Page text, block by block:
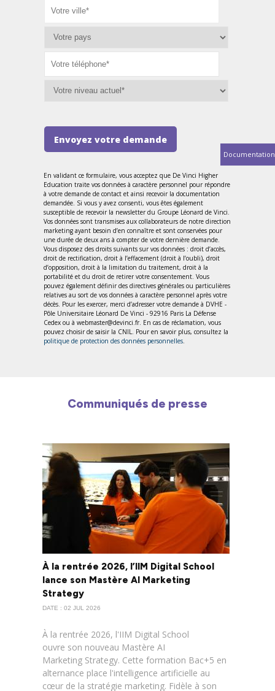
Documentation
Envoyez votre demande
En validant ce formulaire, vous acceptez que De Vinci Higher
Education traite vos données à caractère personnel pour répondre
à votre demande de contact et ainsi recevoir la documentation
demandée. Si vous y avez consenti, vous êtes également
susceptible de recevoir la newsletter du Groupe Léonard de Vinci.
Vos données sont transmises aux collaborateurs de notre direction
marketing ayant besoin d’en connaître et sont conservées pour
une durée de deux ans à compter de votre dernière demande.
Vous disposez des droits suivants sur vos données : droit d’accès,
droit de rectification, droit à l’effacement (droit à l’oubli), droit
d’opposition, droit à la limitation du traitement, droit à la
portabilité et du droit de retirer votre consentement. Vous
pouvez également définir des directives générales ou particulières
relatives au sort de vos données à caractère personnel après votre
décès. Pour les exercer, merci d’adresser votre demande à DVHE -
Pôle Universitaire Léonard De Vinci - 92916 Paris La Défense
Cedex ou à webmaster@devinci.fr. En cas de réclamation, vous
pouvez choisir de saisir la CNIL. Pour en savoir plus, consultez la
politique de protection des données personnelles
Communiqués de presse
À la rentrée 2026, l’IIM Digital School
lance son Mastère AI Marketing
Strategy
DATE : 02 JUL 2026
À la rentrée 2026, l'IIM Digital School
ouvre son nouveau Mastère AI
Marketing Strategy. Cette formation Bac+5 en
alternance place l'intelligence artificielle au
cœur de la stratégie marketing. Fidèle à son